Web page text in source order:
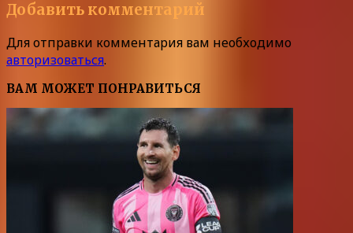
Добавить комментарий
Для отправки комментария вам необходимо
авторизоваться.
ВАМ МОЖЕТ ПОНРАВИТЬСЯ